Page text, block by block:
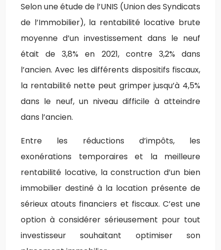
Selon une étude de l’UNIS (Union des Syndicats
de l’Immobilier), la rentabilité locative brute
moyenne d’un investissement dans le neuf
était de 3,8% en 2021, contre 3,2% dans
l’ancien. Avec les différents dispositifs fiscaux,
la rentabilité nette peut grimper jusqu’à 4,5%
dans le neuf, un niveau difficile à atteindre
dans l’ancien.
Entre les réductions d’impôts, les
exonérations temporaires et la meilleure
rentabilité locative, la construction d’un bien
immobilier destiné à la location présente de
sérieux atouts financiers et fiscaux. C’est une
option à considérer sérieusement pour tout
investisseur souhaitant optimiser son